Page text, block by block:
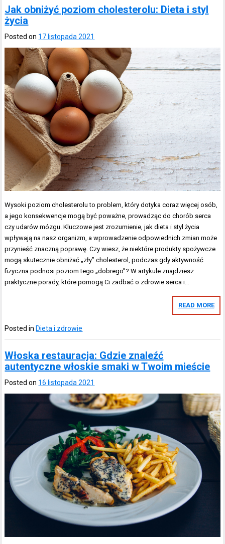
Jak obniżyć poziom cholesterolu: Dieta i styl
życia
Posted on 17 listopada 2021
Wysoki poziom cholesterolu to problem, który dotyka coraz więcej osób,
a jego konsekwencje mogą być poważne, prowadząc do chorób serca
czy udarów mózgu. Kluczowe jest zrozumienie, jak dieta i styl życia
wpływają na nasz organizm, a wprowadzenie odpowiednich zmian może
przynieść znaczną poprawę. Czy wiesz, że niektóre produkty spożywcze
mogą skutecznie obniżać „zły” cholesterol, podczas gdy aktywność
fizyczna podnosi poziom tego „dobrego”? W artykule znajdziesz
praktyczne porady, które pomogą Ci zadbać o zdrowie serca i…
READ MORE
Posted in Dieta i zdrowie
Włoska restauracja: Gdzie znaleźć
autentyczne włoskie smaki w Twoim mieście
Posted on 16 listopada 2021